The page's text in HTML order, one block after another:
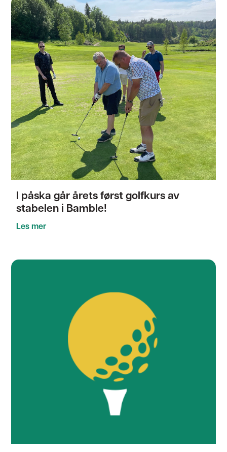
I påska går årets først golfkurs av
stabelen i Bamble!
Les mer